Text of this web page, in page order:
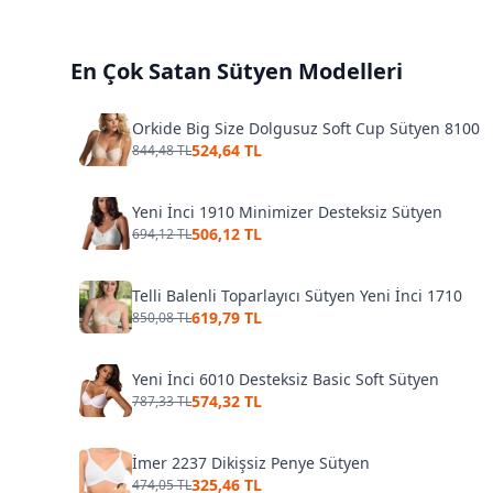
En Çok Satan Sütyen Modelleri
Orkide Big Size Dolgusuz Soft Cup Sütyen 8100
844,48 TL524,64 TL
Yeni İnci 1910 Minimizer Desteksiz Sütyen
694,12 TL506,12 TL
Telli Balenli Toparlayıcı Sütyen Yeni İnci 1710
850,08 TL619,79 TL
Yeni İnci 6010 Desteksiz Basic Soft Sütyen
787,33 TL574,32 TL
İmer 2237 Dikişsiz Penye Sütyen
474,05 TL325,46 TL